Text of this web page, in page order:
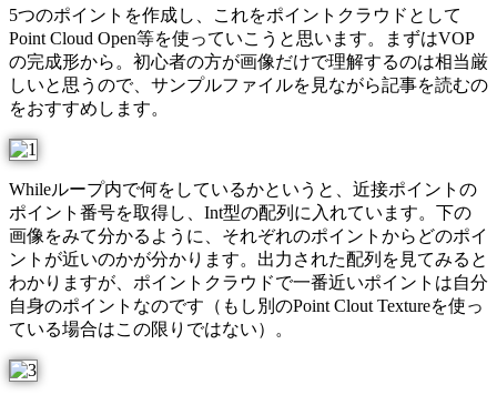
5つのポイントを作成し、これをポイントクラウドとして
Point Cloud Open等を使っていこうと思います。まずはVOP
の完成形から。初心者の方が画像だけで理解するのは相当厳
しいと思うので、サンプルファイルを見ながら記事を読むの
をおすすめします。
Whileループ内で何をしているかというと、近接ポイントの
ポイント番号を取得し、Int型の配列に入れています。下の
画像をみて分かるように、それぞれのポイントからどのポイ
ントが近いのかが分かります。出力された配列を見てみると
わかりますが、ポイントクラウドで一番近いポイントは自分
自身のポイントなのです（もし別のPoint Clout Textureを使っ
ている場合はこの限りではない）。